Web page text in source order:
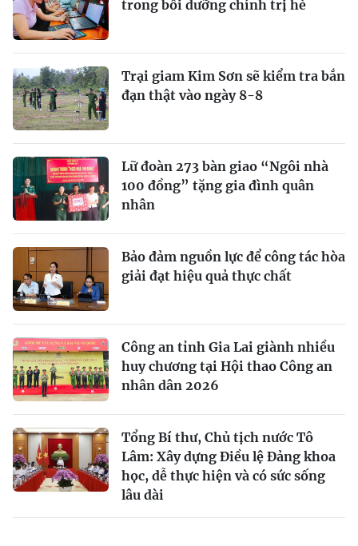
trong bồi dưỡng chính trị hè
Trại giam Kim Sơn sẽ kiểm tra bắn
đạn thật vào ngày 8-8
Lữ đoàn 273 bàn giao “Ngôi nhà
100 đồng” tặng gia đình quân
nhân
Bảo đảm nguồn lực để công tác hòa
giải đạt hiệu quả thực chất
Công an tỉnh Gia Lai giành nhiều
huy chương tại Hội thao Công an
nhân dân 2026
Tổng Bí thư, Chủ tịch nước Tô
Lâm: Xây dựng Điều lệ Đảng khoa
học, dễ thực hiện và có sức sống
lâu dài